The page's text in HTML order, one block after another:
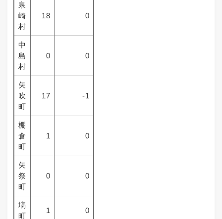
泉
崎
村
18 0
中
島
村
0 0
矢
吹
町
17 -1
棚
倉
町
1 0
矢
祭
町
0 0
塙
町
1 0